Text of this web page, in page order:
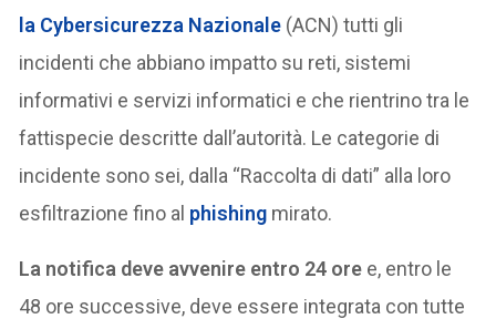
la Cybersicurezza Nazionale (ACN) tutti gli
incidenti che abbiano impatto su reti, sistemi
informativi e servizi informatici e che rientrino tra le
fattispecie descritte dall’autorità. Le categorie di
incidente sono sei, dalla “Raccolta di dati” alla loro
esfiltrazione fino al phishing mirato.
La notifica deve avvenire entro 24 ore e, entro le
48 ore successive, deve essere integrata con tutte